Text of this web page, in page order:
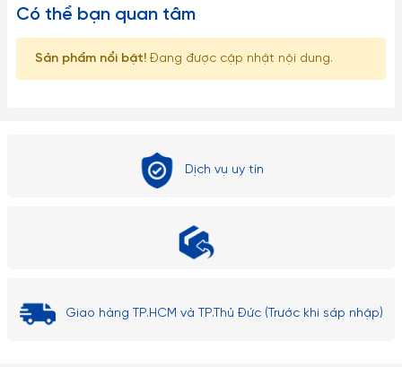
Có thể bạn quan tâm
Sản phẩm nổi bật! Đang được cập nhật nội dung.
Dịch vụ uy tín
Giao hàng TP.HCM và TP.Thủ Đức (Trước khi sáp nhập)